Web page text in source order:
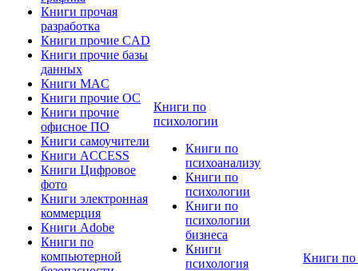
Книги прочая
разработка
Книги прочие CAD
Книги прочие базы
данных
Книги MAC
Книги прочие ОС
Книги прочие
офисное ПО
Книги самоучители
Книги ACCESS
Книги Цифровое
фото
Книги электронная
коммерция
Книги Adobe
Книги по
компьютерной
Книги по
психологии
Книги по
психоанализу
Книги по
психологии
Книги по
психологии
бизнеса
Книги
психология
Книги по